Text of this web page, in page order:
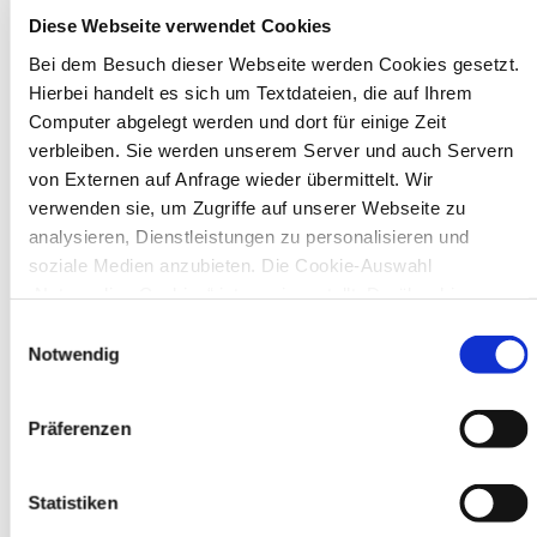
Diese Webseite verwendet Cookies
Bei dem Besuch dieser Webseite werden Cookies gesetzt.
Hierbei handelt es sich um Textdateien, die auf Ihrem
Computer abgelegt werden und dort für einige Zeit
verbleiben. Sie werden unserem Server und auch Servern
von Externen auf Anfrage wieder übermittelt. Wir
verwenden sie, um Zugriffe auf unserer Webseite zu
analysieren, Dienstleistungen zu personalisieren und
soziale Medien anzubieten. Die Cookie-Auswahl
(USA) mit unzureichendem Datenschutzniveau verarbeiten.
Überwachungszwecken von anderen missbraucht werden,
ohne dass Sie sich mit einem Rechtsbehelf hiervor
werden, wie lang sie gespeichert werden, von wem sie
Notwendig
Präferenzen
Statistiken
In Recklinghausen gibt es verschiedene
Ikonen-Museum und die
Kunsthalle.Mehr
Bürgerbeteiligung
Online-Beteiligungsportal der
Stadtverwaltung
Bebauungsplänen und Änderungen zum
Aktuelle Bürgerbeteiligungen zu
Aktuelle Bürgerbeteiligungen zu